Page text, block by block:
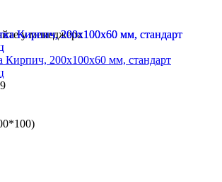
у менеджера
Кирпич, 200х100х60 мм, стандарт